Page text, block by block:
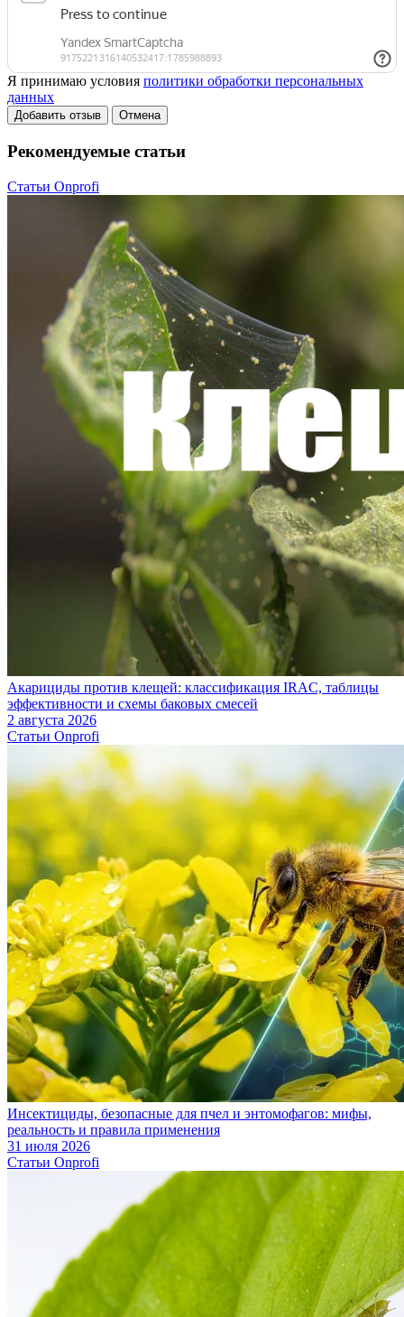
Я принимаю условия политики обработки персональных
данных
Добавить отзыв Отмена
Рекомендуемые статьи
Статьи Onprofi
Акарициды против клещей: классификация IRAC, таблицы
эффективности и схемы баковых смесей
2 августа 2026
Статьи Onprofi
Инсектициды, безопасные для пчел и энтомофагов: мифы,
реальность и правила применения
31 июля 2026
Статьи Onprofi